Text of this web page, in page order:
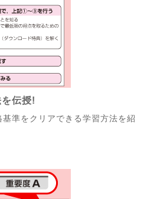
伝授!
準をクリアできる学習方法を紹